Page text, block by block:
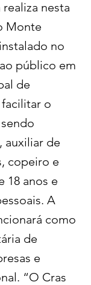
nesta
Monte
no
público em
de
o
auxiliar de
copeiro e
18 anos e
A
como
de
e
“O Cras